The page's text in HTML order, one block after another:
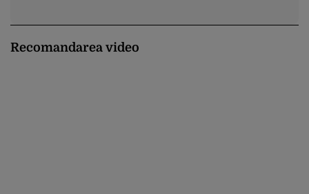
Recomandarea video